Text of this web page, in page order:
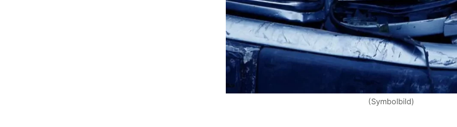
(Symbolbild)